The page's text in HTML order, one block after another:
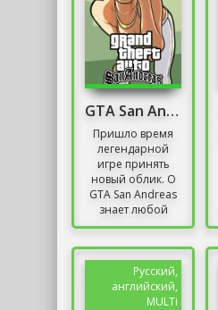
GTA San Andreas Remastered 2021 На ПК
Пришло время
легендарной
игре принять
новый облик. О
GTA San Andreas
знает любой
миллениал и
компьютерных
клубах, дома по...
Русский,
английский,
MULTi